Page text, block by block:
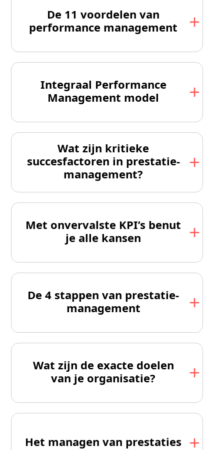
De 11 voordelen van
performance management
Integraal Performance
Management model
Wat zijn kritieke
succesfactoren in prestatie­
management?
Met onvervalste KPI’s benut
je alle kansen
De 4 stappen van prestatie­
management
Wat zijn de exacte doelen
van je organisatie?
Het managen van prestaties